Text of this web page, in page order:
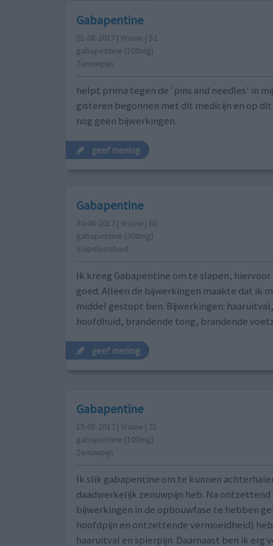
Gabapentine
01-08-2017 | Vrouw | 52
gabapentine (100mg)
Zenuwpijn
helpt prima tegen de 'pins and needles' in
gisteren begonnen met dit medicijn en op
nog geen bijwerkingen.
geef mening
Gabapentine
30-06-2017 | Vrouw | 60
gabapentine (300mg)
Slapeloosheid
Ik kreeg Gabapentine om te slapen,
goed. Alleen de bijwerkingen maakte dat ik
middel gestopt ben. Bijwerkingen:
hoofdhuid, brandende tong, brandende
geef mening
Gabapentine
15-05-2017 | Vrouw | 21
gabapentine (100mg)
Zenuwpijn
Ik slik gabapentine om te kunnen
daadwerkelijk zenuwpijn heb. Na ontzettend
bijwerkingen in de opbouwfase te hebben
hoofdpijn en ontzettende vermoeidheid)
haaruitval en spierpijn. Daarnaast ben ik